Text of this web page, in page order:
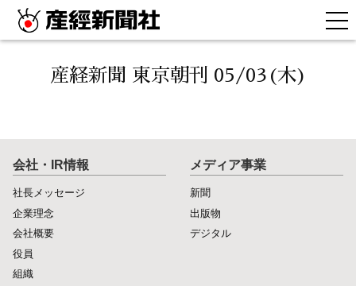
産経新聞 東京朝刊 05/03(木)
会社・IR情報
社長メッセージ
企業理念
会社概要
役員
組織
メディア事業
新聞
出版物
デジタル